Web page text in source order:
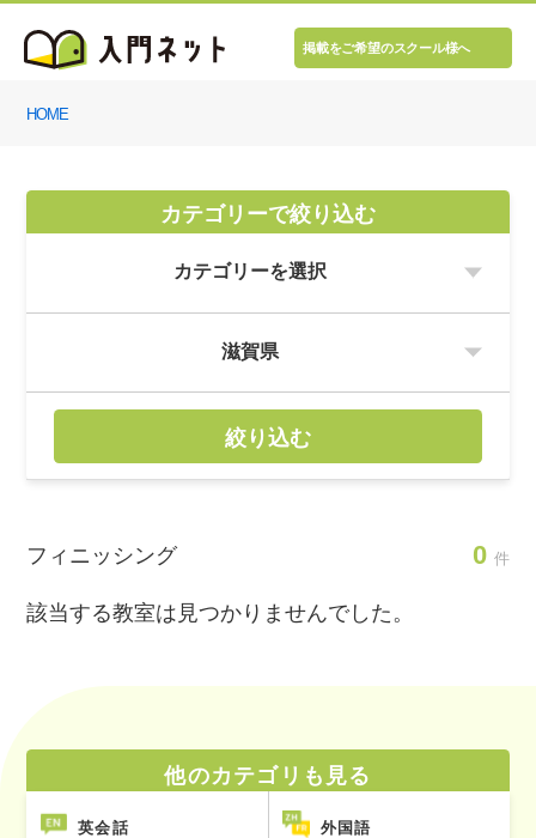
掲載をご希望のスクール様へ
HOME
カテゴリーで絞り込む
絞り込む
フィニッシング 0 件
該当する教室は見つかりませんでした。
他のカテゴリも見る
英会話 外国語